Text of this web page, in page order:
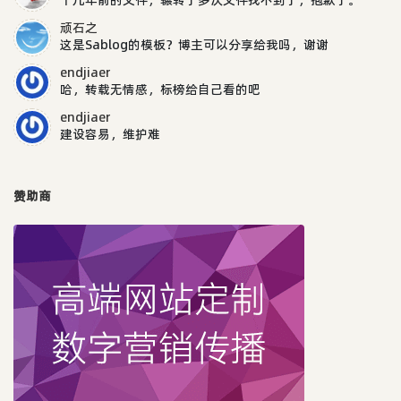
顽石之
这是Sablog的模板？博主可以分享给我吗，谢谢
endjiaer
哈，转载无情感，标榜给自己看的吧
endjiaer
建设容易，维护难
赞助商